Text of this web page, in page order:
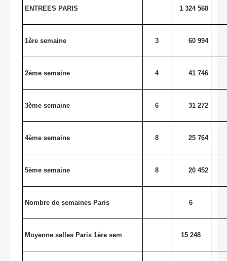
ENTREES PARIS 1 324 568
1ère semaine 3 60 994
2ème semaine 4 41 746
3ème semaine 6 31 272
4ème semaine 8 25 764
5ème semaine 8 20 452
Nombre de semaines Paris 6
Moyenne salles Paris 1ère sem 15 248